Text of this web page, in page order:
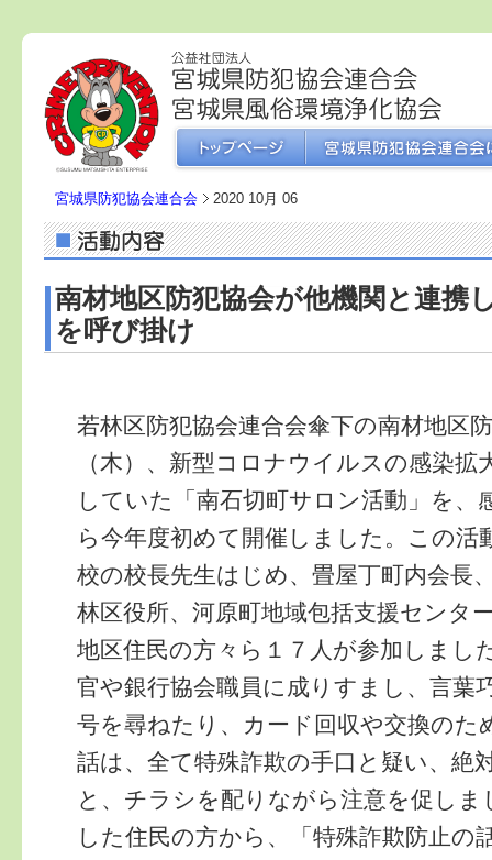
宮城県防犯協会連合会 2020 10月 06
南材地区防犯協会が他機関と連携
を呼び掛け
若林区防犯協会連合会傘下の南材地区
（木）、新型コロナウイルスの感染拡
していた「南石切町サロン活動」を、
ら今年度初めて開催しました。この活
校の校長先生はじめ、畳屋丁町内会長
林区役所、河原町地域包括支援センタ
地区住民の方々ら１７人が参加しまし
官や銀行協会職員に成りすまし、言葉
号を尋ねたり、カード回収や交換のた
話は、全て特殊詐欺の手口と疑い、絶
と、チラシを配りながら注意を促しま
した住民の方から、「特殊詐欺防止の